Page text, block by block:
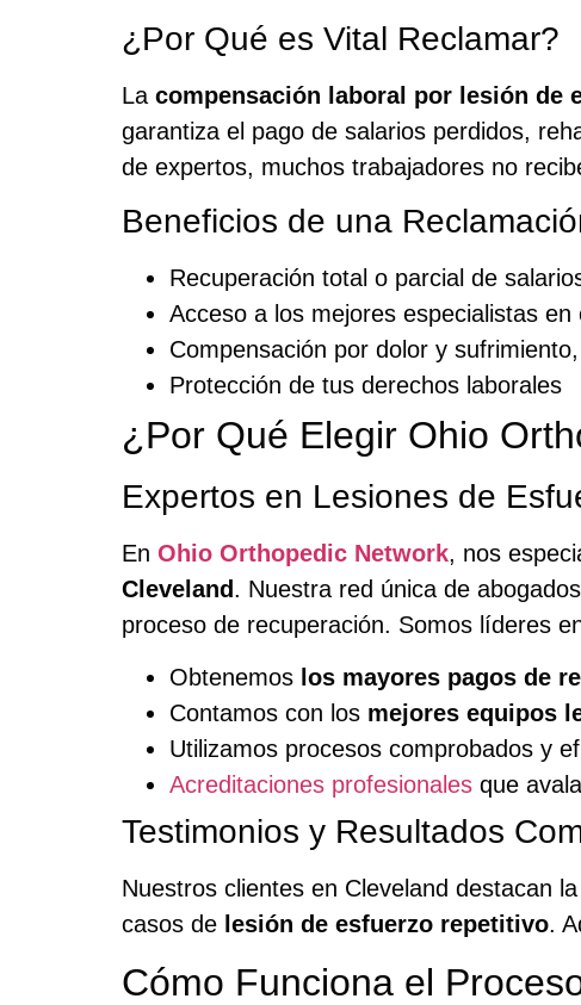
¿Por Qué es Vital Reclamar?
La compensación laboral por lesión de
garantiza el pago de salarios perdidos,
de expertos, muchos trabajadores no
Beneficios de una
Recuperación total o parcial de
Acceso a los mejores especialistas
Compensación por dolor y
Protección de tus derechos laborales
¿Por Qué Elegir Ohio
Expertos en Lesiones de
En Ohio Orthopedic Network, nos
Cleveland. Nuestra red única de
proceso de recuperación. Somos líderes
Obtenemos los mayores pagos de
Contamos con los mejores equipos
Utilizamos procesos comprobados y
Acreditaciones profesionales que
Testimonios y Resultados
Nuestros clientes en Cleveland destacan la
casos de lesión de esfuerzo repetitivo.
Cómo Funciona el